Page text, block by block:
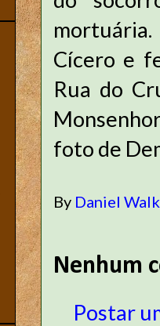
Cícero e
Rua do
foto de
By Daniel
Nenhum
Postar